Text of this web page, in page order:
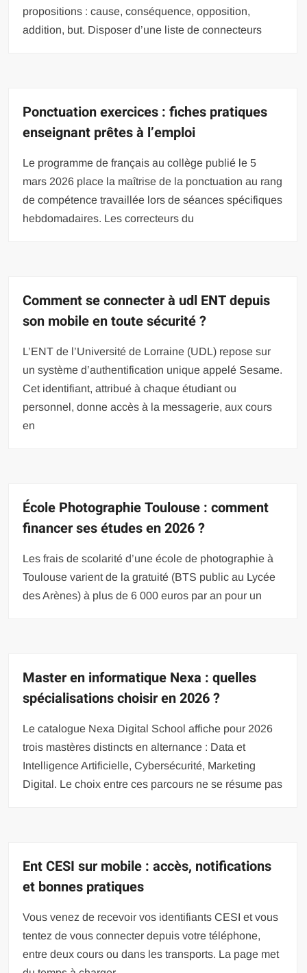
propositions : cause, conséquence, opposition,
addition, but. Disposer d’une liste de connecteurs
Ponctuation exercices : fiches pratiques
enseignant prêtes à l’emploi
Le programme de français au collège publié le 5
mars 2026 place la maîtrise de la ponctuation au rang
de compétence travaillée lors de séances spécifiques
hebdomadaires. Les correcteurs du
Comment se connecter à udl ENT depuis
son mobile en toute sécurité ?
L’ENT de l’Université de Lorraine (UDL) repose sur
un système d’authentification unique appelé Sesame.
Cet identifiant, attribué à chaque étudiant ou
personnel, donne accès à la messagerie, aux cours
en
École Photographie Toulouse : comment
financer ses études en 2026 ?
Les frais de scolarité d’une école de photographie à
Toulouse varient de la gratuité (BTS public au Lycée
des Arènes) à plus de 6 000 euros par an pour un
Master en informatique Nexa : quelles
spécialisations choisir en 2026 ?
Le catalogue Nexa Digital School affiche pour 2026
trois mastères distincts en alternance : Data et
Intelligence Artificielle, Cybersécurité, Marketing
Digital. Le choix entre ces parcours ne se résume pas
Ent CESI sur mobile : accès, notifications
et bonnes pratiques
Vous venez de recevoir vos identifiants CESI et vous
tentez de vous connecter depuis votre téléphone,
entre deux cours ou dans les transports. La page met